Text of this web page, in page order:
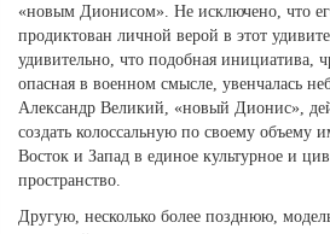
«новым Дионисом». Не исключено, что
продиктован личной верой в этот
удивительно, что подобная инициатива,
опасная в военном смысле, увенчалась
Александр Великий, «новый Дионис»,
создать колоссальную по своему
Восток и Запад в единое культурное и
пространство.
Другую, несколько более позднюю,